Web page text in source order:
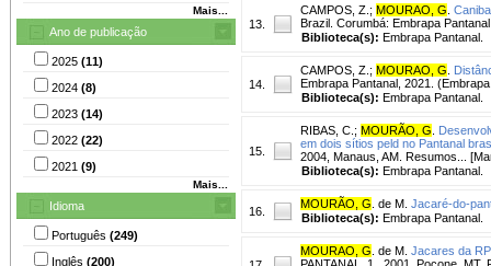
Mais...
Ano de publicação
2025 (11)
2024 (8)
2023 (14)
2022 (22)
2021 (9)
Mais...
Idioma
Português (249)
Inglês (200)
13.
CAMPOS, Z. ; MOURAO, G
Brazil. Corumbá: Embrapa
Biblioteca(s): Embrapa Pantanal.
14.
CAMPOS, Z. ; MOURAO, G
Embrapa Pantanal, 2021.
Biblioteca(s): Embrapa Pantanal.
15.
RIBAS, C. ; MOURÃO, G
em dois sítios peld no Pantanal
2004, Manaus, AM. Resumos...
Biblioteca(s): Embrapa Pantanal.
16.
MOURÃO, G . de M. Jacaré-do-
Biblioteca(s): Embrapa Pantanal.
MOURAO, G . de M. Jacares da
PANTANAL, 1., 2001, Pocone,